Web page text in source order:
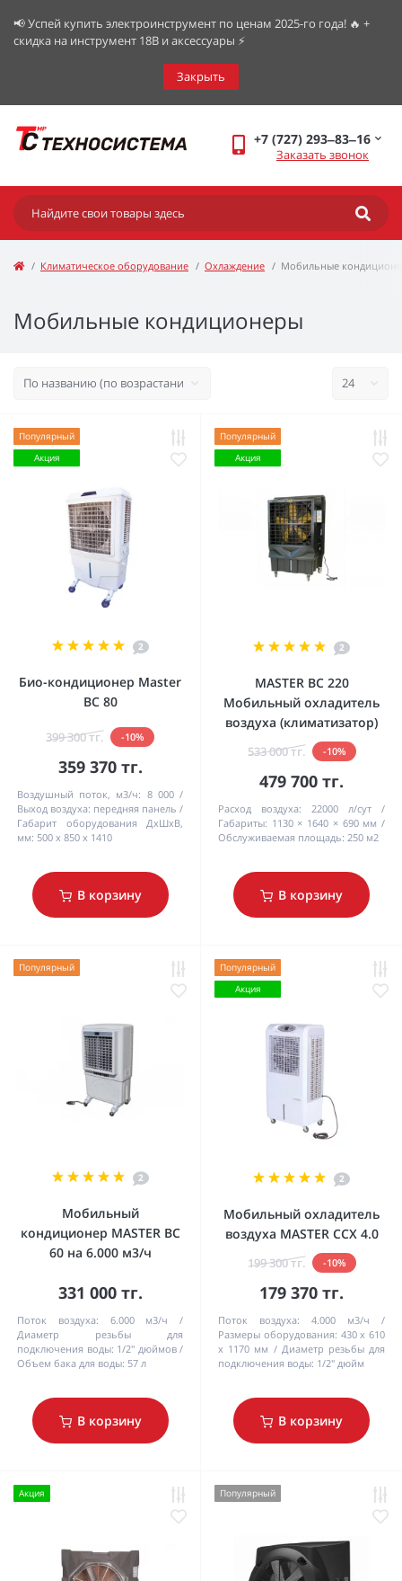
📢 Успей купить электроинструмент по ценам 2025-го года! 🔥 +
скидка на инструмент 18В и аксессуары ⚡️
Закрыть
+7 (727) 293‒83‒16
Заказать звонок
Климатическое оборудование Охлаждение Мобильные
Мобильные кондиционеры
Популярный
Акция
2
Био-кондиционер Master
BC 80
399 300 тг. -10%
359 370 тг.
Воздушный поток, м3/ч: 8 000
Выход воздуха: передняя панель
Габарит оборудования ДхШхВ,
мм: 500 x 850 x 1410
В корзину
Популярный
Акция
2
MASTER BC 220
Мобильный охладитель
воздуха (климатизатор)
533 000 тг. -10%
479 700 тг.
Расход воздуха:
22000 л/сут
Габариты: 1130 × 1640 × 690 мм
Обслуживаемая площадь: 250 м2
В корзину
Популярный
2
Мобильный
кондиционер MASTER BC
60 на 6.000 м3/ч
331 000 тг.
Поток воздуха:
6.000 м3/ч
Диаметр резьбы для
подключения воды: 1/2'' дюймов
Объем бака для воды: 57 л
В корзину
Популярный
Акция
2
Мобильный охладитель
воздуха MASTER CCX 4.0
199 300 тг. -10%
179 370 тг.
Поток воздуха:
4.000 м3/ч
Pазмеры оборудования: 430 x 610
x 1170 мм
Диаметр резьбы для
подключения воды: 1/2'' дюйм
В корзину
Акция Популярный